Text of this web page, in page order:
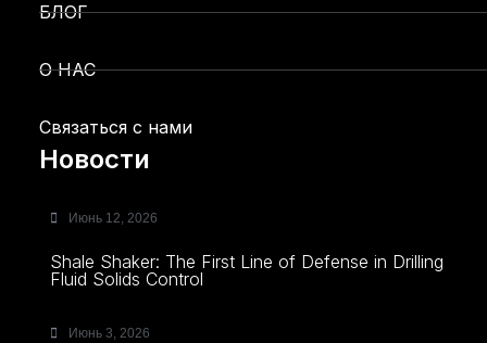
БЛОГ
О НАС
Связаться с нами
Новости
Июнь 12, 2026
Shale Shaker: The First Line of Defense in Drilling
Fluid Solids Control
Июнь 3, 2026